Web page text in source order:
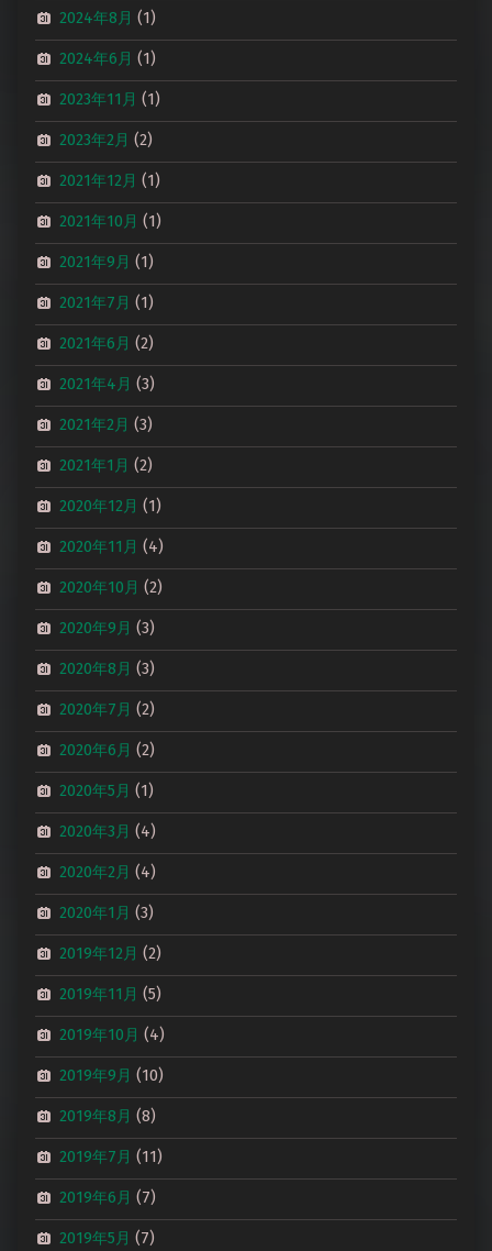
2024年8月 (1)
2024年6月 (1)
2023年11月 (1)
2023年2月 (2)
2021年12月 (1)
2021年10月 (1)
2021年9月 (1)
2021年7月 (1)
2021年6月 (2)
2021年4月 (3)
2021年2月 (3)
2021年1月 (2)
2020年12月 (1)
2020年11月 (4)
2020年10月 (2)
2020年9月 (3)
2020年8月 (3)
2020年7月 (2)
2020年6月 (2)
2020年5月 (1)
2020年3月 (4)
2020年2月 (4)
2020年1月 (3)
2019年12月 (2)
2019年11月 (5)
2019年10月 (4)
2019年9月 (10)
2019年8月 (8)
2019年7月 (11)
2019年6月 (7)
2019年5月 (7)